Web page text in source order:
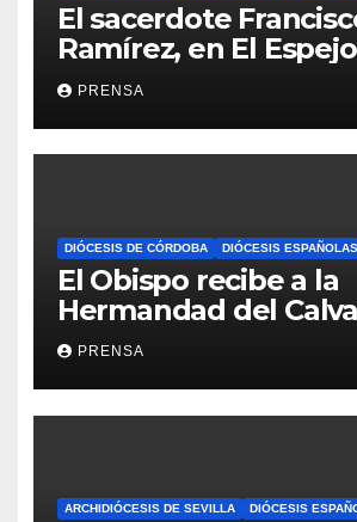
El sacerdote
Ramírez, en El
Iglesia
PRENSA
DIÓCESIS DE CÓRDOBA DIÓCESIS ESPAÑOLAS
El Obispo recibe a la
Hermandad del
PRENSA
ARCHIDIÓCESIS DE SEVILLA DIÓCESIS